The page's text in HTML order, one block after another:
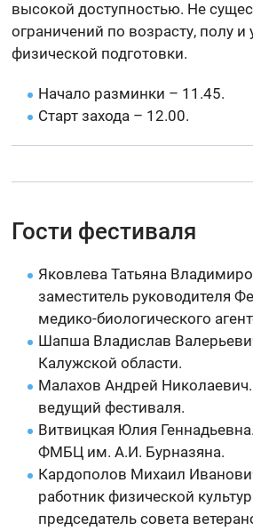
высокой доступностью. Не
ограничений по возрасту, полу
физической подготовки.
Начало разминки – 11.45.
Старт захода – 12.00.
Гости фестиваля
Яковлева Татьяна
заместитель руководителя
медико-биологического
Шапша Владислав
Калужской области.
Малахов Андрей
ведущий фестиваля.
Витвицкая Юлия
ФМБЦ им. А.И. Бурназяна.
Кардополов Михаил
работник физической
председатель совета